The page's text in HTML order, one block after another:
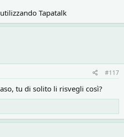
Tapatalk
#117
tu di solito li risvegli così?